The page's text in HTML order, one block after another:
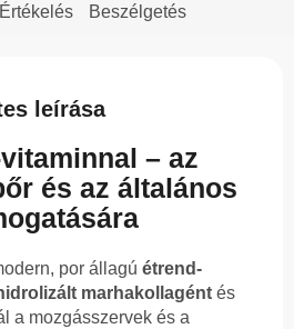
Értékelés Beszélgetés
leírása
– az
és az általános
por állagú étrend-
marhakollagént és
a mozgásszervek és a